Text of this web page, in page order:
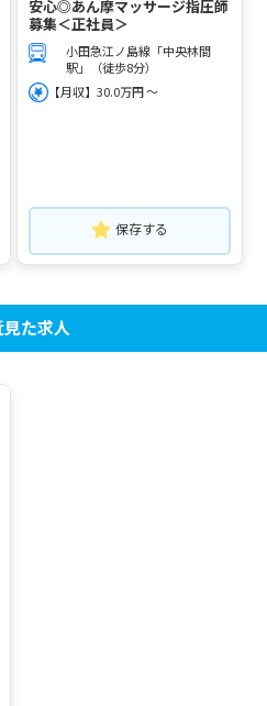
安心◎あん摩マッサージ指圧師
募集＜正社員＞
小田急江ノ島線「中央林間
駅」（徒歩8分）
【月収】30.0万円 ～
保存する
た求人